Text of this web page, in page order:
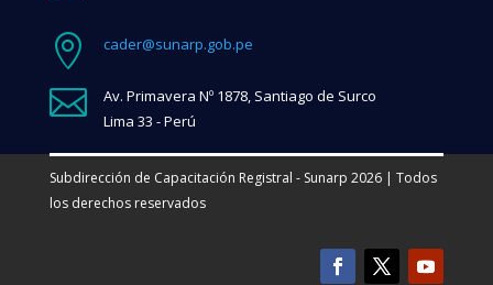
 cader@sunarp.gob.pe

Av. Primavera Nº 1878, Santiago de Surco
Lima 33 - Perú
Subdirección de Capacitación Registral - Sunarp 2026 | Todos
los derechos reservados